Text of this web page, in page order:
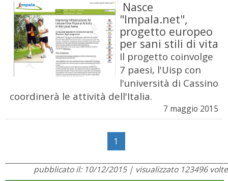
Nasce
"Impala.net",
progetto europeo
per sani stili di vita
Il progetto coinvolge
7 paesi, l'Uisp con
l'università di Cassino
coordinerà le attività dell'Italia.
7 maggio 2015
1
pubblicato il: 10/12/2015 | visualizzato 123496 volte